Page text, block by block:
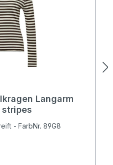
Langarm
- FarbNr. 89G8